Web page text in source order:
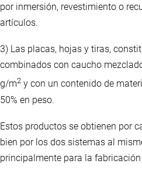
por inmersión, revestimiento o
artículos.
3) Las placas, hojas y tiras,
combinados con caucho
g/m2 y con un contenido de
50% en peso.
Estos productos se obtienen por
bien por los dos sistemas al
principalmente para la